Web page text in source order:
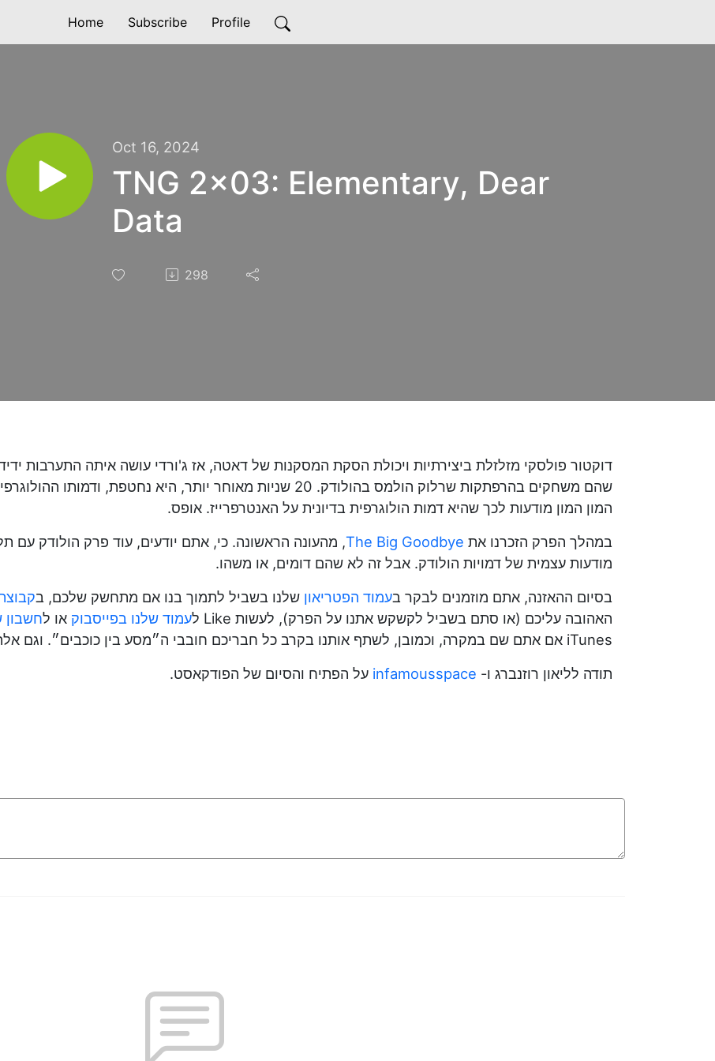
Home Subscribe Profile
Oct 16, 2024
TNG 2x03: Elementary, Dear
Data
298
דוקטור פולסקי מזלזלת ביצירתיות ויכולת הסקת המסקנות של דאטה, אז ג'ורדי עושה איתה התערבות
שהם משחקים בהרפתקות שרלוק הולמס בהולודק. 20 שניות מאוחר יותר, היא
המון המון מודעות לכך שהיא דמות הולוגרפית בדיונית על האנטרפרייז. אופס.
במהלך הפרק הזכרנו את The Big Goodbye, מהעונה הראשונה. כי, אתם יודעים, עוד פרק הולודק עם
מודעות עצמית של דמויות הולודק. אבל זה לא שהם דומים, או משהו.
בסיום ההאזנה, אתם מוזמנים לבקר בעמוד הפטריאון שלנו בשביל לתמוך בנו אם מתחשק שלכם, ב
האהובה עליכם (או סתם בשביל לקשקש אתנו על הפרק), לעשות Like ל
עמוד שלנו בפייסבוק או לחשבון
iTunes אם אתם שם במקרה, וכמובן, לשתף אותנו בקרב כל חבריכם חובבי ה״מסע בין כוכבים״. וגם אלה שלא!
תודה לליאון רוזנברג ו- infamousspace על הפתיח והסיום של הפודקאסט.